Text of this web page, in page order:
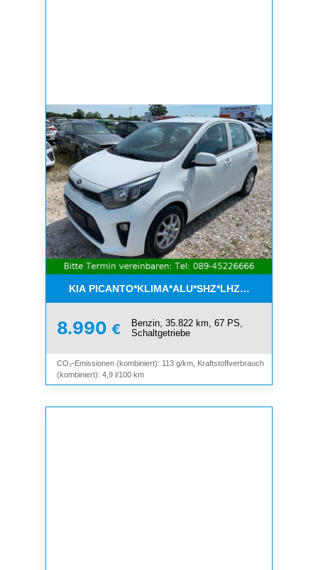
KIA PICANTO*KLIMA*ALU*SHZ*LHZ*BLUETOOTH*
8.990 €
Benzin, 35.822 km, 67 PS,
Schaltgetriebe
CO₂-Emissionen (kombiniert): 113 g/km, Kraftstoffverbrauch
(kombiniert): 4,9 l/100 km